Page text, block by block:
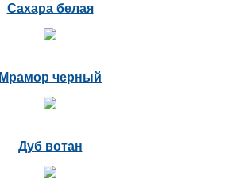
Сахара белая
Мрамор черный
Дуб вотан